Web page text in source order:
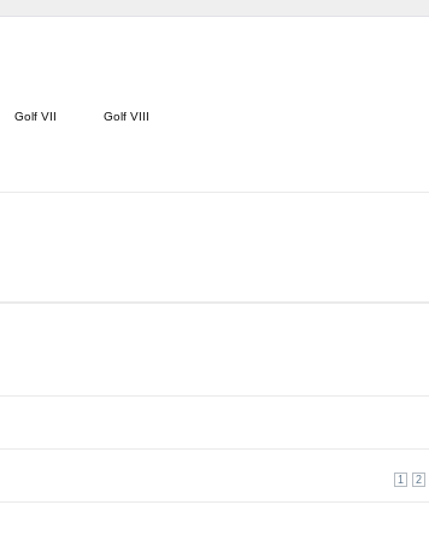
Golf VII Golf VIII
1 2